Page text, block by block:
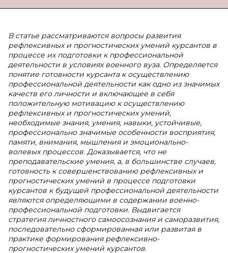
В статье рассматриваются вопросы развития
рефлексивных и прогностических умений курсантов в
процессе их подготовки к профессиональной
деятельности в условиях военного вуза. Определяется
понятие готовности курсанта к осуществлению
профессиональной деятельности как одно из значимых
качеств его личности и включающее в себя
положительную мотивацию к осуществлению
рефлексивных и прогностических умений,
необходимые знания, умения, навыки, устойчивые,
профессионально значимые особенности восприятия,
памяти, внимания, мышления и эмоционально-
волевых процессов. Доказывается, что не
преподавательские умения, а, в большинстве случаев,
готовность к совершенствованию рефлексивных и
прогностических умений в процессе подготовки
курсантов к будущей профессиональной деятельности
являются определяющими в содержании военно-
профессиональной подготовки. Выдвигается
стратегия личностного самоосознания и саморазвития,
последовательно сформированная или развитая в
практике формирования рефлексивно-
прогностических умений курсантов.